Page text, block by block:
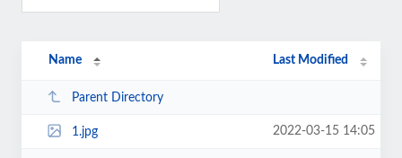
Name Last Modified
Parent Directory
1.jpg 2022-03-15 14:05